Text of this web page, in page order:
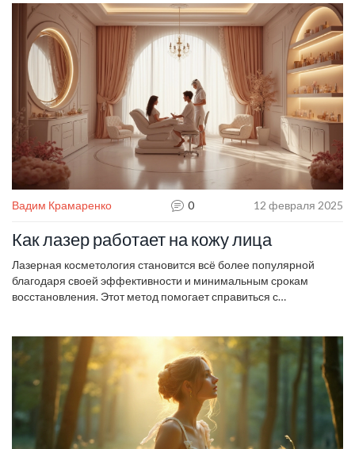
популярные мифы и ошибки, которые мешают успешному
избавлению от акне. Практические советы помогут вам выбрать
оптимальный метод лечения.
Вадим Крамаренко 0 12 февраля 2025
Как лазер работает на кожу лица
Лазерная косметология становится всё более популярной
благодаря своей эффективности и минимальным срокам
восстановления. Этот метод помогает справиться с
коллагена, делая кожу более упругой и свежей. Важно
понимать, как лазер воздействует на кожу, чтобы избежать
осложнений. Давайте подробнее разведем, как это работает и
какие меры предосторожности стоит принимать.